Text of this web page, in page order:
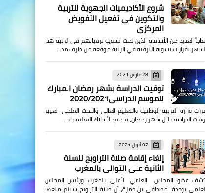
شروع الأكاديميات الجهوية للتربية
والتكوين في تفعيل التفويض
المركزي
العديد من الأساتذة الذين تمت تسوية ترقياتهم في الرتبة هذا
بقرارات تسوية الترقية في الرتبة موقعة من طرف مد…
28 مارس 2021
توقيت الدراسة بشهر رمضان المبارك
للموسم الدراسي2020/2021
وزارة التربية الوطنية والتعليم العالي والبحث العلمي، تغيير
الدراسة خلال شهر رمضان، بجميع الأسلاك التعليمية. …
07 أبريل 2021
إلغاء إقامة صلاة التراويح للسنة
الثانية على التوالي بالمغرب
عضو المجلس العلمي الأعلى بالمغرب ورئيس المجلس
بوجدة؛ مصطفى بن حمزة، أن صلاة التراويح سيتم منعها